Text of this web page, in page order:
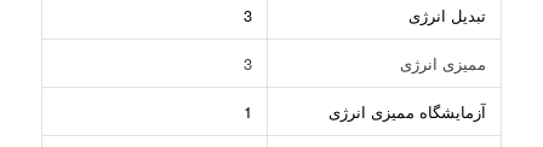
تبدیل انرژی 3
ممیزی انرژی 3
آزمایشگاه ممیزی انرژی 1